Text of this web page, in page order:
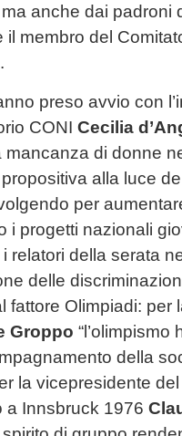
ma anche dai padroni
il membro del
.
preso avvio con
CONI Cecilia
mancanza di donne
alla luce
per
i progetti nazionali
relatori della serata
delle
fattore Olimpiadi: per
Groppo
della
la vicepresidente
a Innsbruck 1976